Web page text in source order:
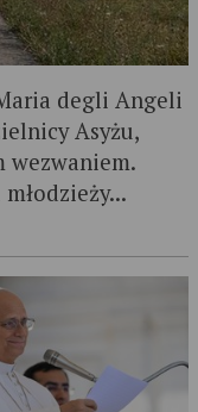
degli Angeli
Asyżu,
wezwaniem.